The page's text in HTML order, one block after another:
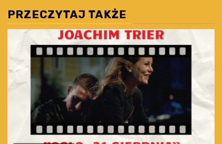
PRZECZYTAJ TAKŻE